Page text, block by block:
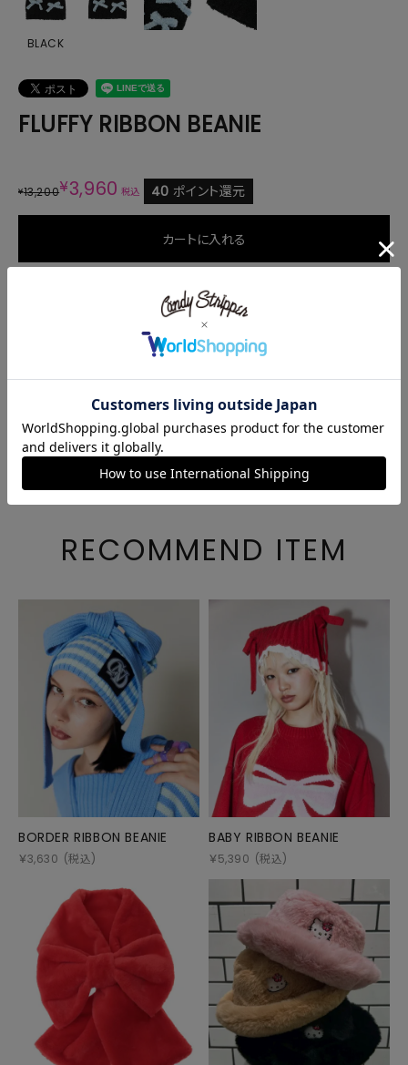
BLACK
FLUFFY RIBBON BEANIE
¥13,200¥3,960 税込 40 ポイント還元
カートに入れる
商品説明
高さ
1246933
ご注文後のキャンセル・変更について
RECOMMEND ITEM
BORDER RIBBON BEANIE
￥3,630 (税込)
BABY RIBBON BEANIE
￥5,390 (税込)